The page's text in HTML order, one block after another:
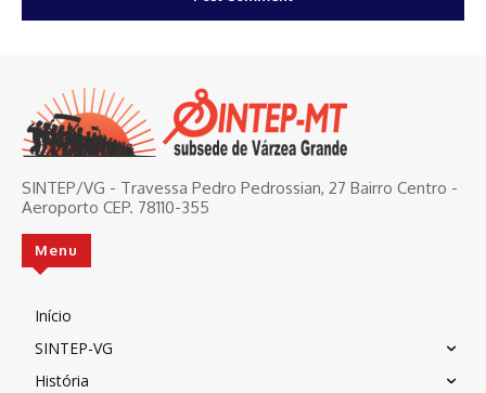
SINTEP/VG - Travessa Pedro Pedrossian, 27 Bairro Centro -
Aeroporto CEP. 78110-355
Menu
Início
SINTEP-VG
História